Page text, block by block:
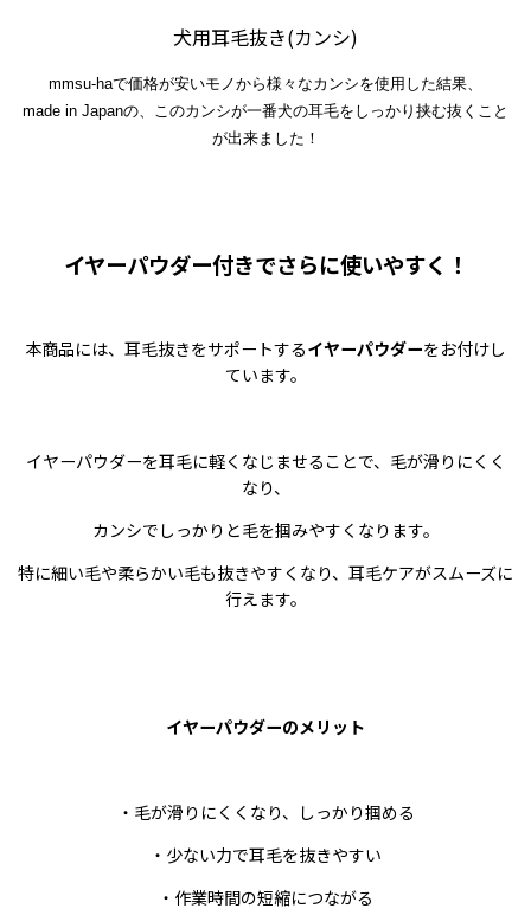
犬用耳毛抜き(カンシ)
mmsu-haで価格が安いモノから様々なカンシを使用した結果、
made in Japanの、このカンシが一番犬の耳毛をしっかり挟む抜くこと
が出来ました！
イヤーパウダー付きでさらに使いやすく！
本商品には、耳毛抜きをサポートするイヤーパウダーをお付けし
ています。
イヤーパウダーを耳毛に軽くなじませることで、毛が滑りにくく
なり、
カンシでしっかりと毛を掴みやすくなります。
特に細い毛や柔らかい毛も抜きやすくなり、耳毛ケアがスムーズに
行えます。
イヤーパウダーのメリット
・毛が滑りにくくなり、しっかり掴める
・少ない力で耳毛を抜きやすい
・作業時間の短縮につながる